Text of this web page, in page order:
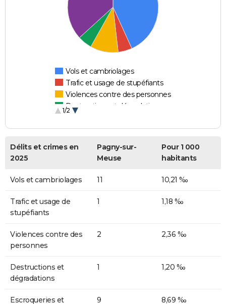
Vols et cambriolages
Trafic et usage de stupéfiants
Violences contre des personnes
Destructions et dégradations
1/2
Délits et crimes en
2025
Pagny-sur-
Meuse
Pour 1 000
habitants
Vols et cambriolages 11 10,21 ‰
Trafic et usage de
stupéfiants
1 1,18 ‰
Violences contre des
personnes
2 2,36 ‰
Destructions et
dégradations
1 1,20 ‰
Escroqueries et
9 8,69 ‰